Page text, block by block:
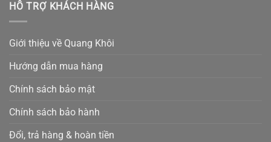
HỖ TRỢ KHÁCH HÀNG
Giới thiệu về Quang Khôi
Hướng dẫn mua hàng
Chính sách bảo mật
Chính sách bảo hành
Đổi, trả hàng & hoàn tiền